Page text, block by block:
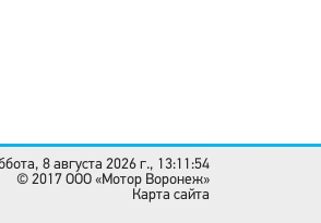
8 августа 2026 г., 13:11:54
© 2017 OOO «Мотор Воронеж»
Карта сайта